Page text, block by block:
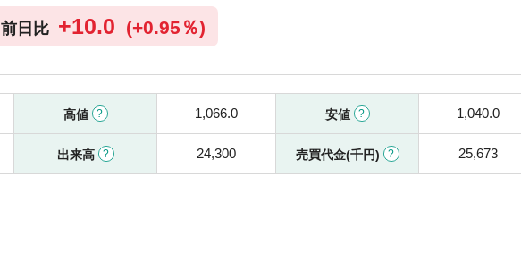
前日比 +10.0 (+0.95％)
高値 1,066.0 安値 1,040.0
出来高 24,300 売買代金(千円) 25,673